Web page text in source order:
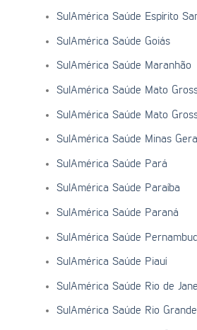
SulAmérica Saúde Espírito
SulAmérica Saúde Goiás
SulAmérica Saúde Maranhão
SulAmérica Saúde Mato
SulAmérica Saúde Mato
SulAmérica Saúde Minas
SulAmérica Saúde Pará
SulAmérica Saúde Paraíba
SulAmérica Saúde Paraná
SulAmérica Saúde
SulAmérica Saúde Piauí
SulAmérica Saúde Rio de
SulAmérica Saúde Rio